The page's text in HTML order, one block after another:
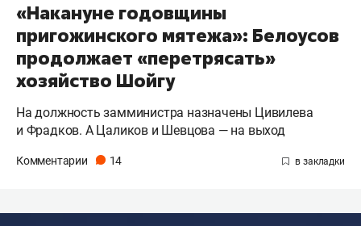
«Накануне годовщины
пригожинского мятежа»: Белоусов
продолжает «перетрясать»
хозяйство Шойгу
На должность замминистра назначены Цивилева
и Фрадков. А Цаликов и Шевцова — на выход
Комментарии 14